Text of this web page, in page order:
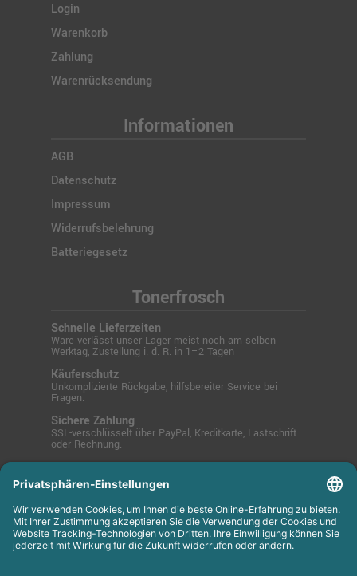
Login
Warenkorb
Zahlung
Warenrücksendung
Informationen
AGB
Datenschutz
Impressum
Widerrufsbelehrung
Batteriegesetz
Tonerfrosch
Schnelle Lieferzeiten
Ware verlässt unser Lager meist noch am selben
Werktag, Zustellung i. d. R. in 1–2 Tagen
Käuferschutz
Unkomplizierte Rückgabe, hilfsbereiter Service bei
Fragen.
Sichere Zahlung
SSL-verschlüsselt über PayPal, Kreditkarte, Lastschrift
oder Rechnung.
© 2025 Tonerfrosch.de - Zuverlässige Drucklösungen
für Büro und Zuhause